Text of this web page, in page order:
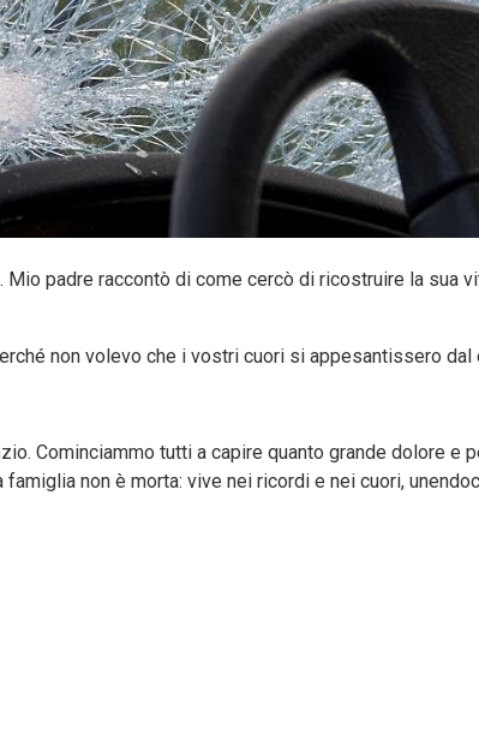
Mio padre raccontò di come cercò di ricostruire la sua
non volevo che i vostri cuori si appesantissero dal
Cominciammo tutti a capire quanto grande dolore
famiglia non è morta: vive nei ricordi e nei cuori,